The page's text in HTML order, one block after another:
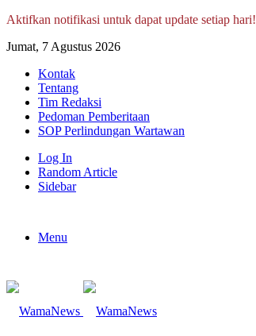
Aktifkan notifikasi untuk dapat update setiap hari!
Jumat, 7 Agustus 2026
Kontak
Tentang
Tim Redaksi
Pedoman Pemberitaan
SOP Perlindungan Wartawan
Log In
Random Article
Sidebar
Menu